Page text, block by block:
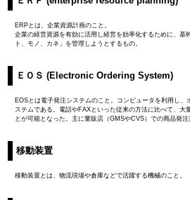
ERPとは、企業資源計画のこと。
企業の経営資源を有効に活用し経営を効率化するために、基
ト、モノ、カネ」を管理しようとするもの。
ＥＯＳ (Electronic Ordering System)
EOSとは電子発注システムのこと。コンピュータを利用し
ステムである。電話やFAXといった従来の方法に比べて、大
とが可能となった。主に量販店（GMSやCVS）での商品発注
移動装置
移動装置とは、物流現場や倉庫などで活躍する機械のこと。